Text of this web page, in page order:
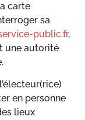
carte
sa
public.fr,
une autorité
en personne
lieux